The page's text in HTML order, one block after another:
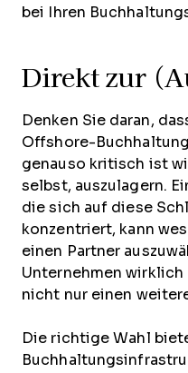
bei Ihren
Direkt zur
Denken Sie daran,
Offshore-
genauso kritisch ist
selbst, auszulagern.
die sich auf diese
konzentriert, kann
einen Partner
Unternehmen
nicht nur einen
Die richtige Wahl